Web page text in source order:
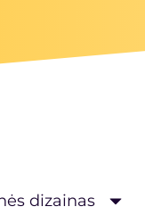
dizainas